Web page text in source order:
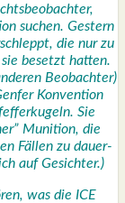
suchen. Ges­tern
die nur zu
besetzt hat­ten.
Beob­ach­ter)
Kon­ven­ti­on
Sie
Muni­ti­on, die
Fäl­len zu dau­er­
auf Gesich­ter.)
was die ICE